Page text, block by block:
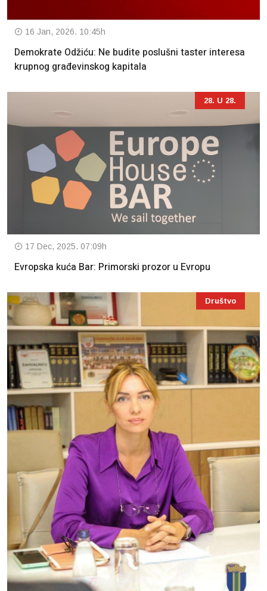
16 Jan, 2026. 10:45h
Demokrate Odžiću: Ne budite poslušni taster interesa
krupnog građevinskog kapitala
28. U 28.
17 Dec, 2025. 07:09h
Evropska kuća Bar: Primorski prozor u Evropu
Društvo